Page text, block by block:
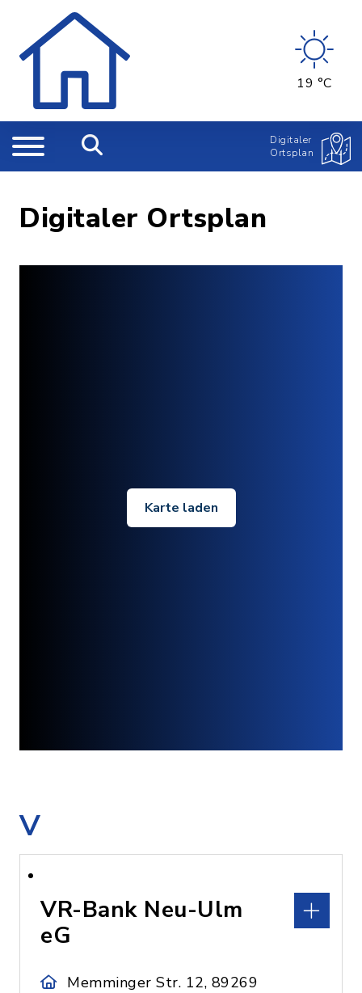
19 °C
Digitaler
Ortsplan
Digitaler Ortsplan
Karte laden
V
VR-Bank Neu-Ulm
eG
Memminger Str. 12, 89269